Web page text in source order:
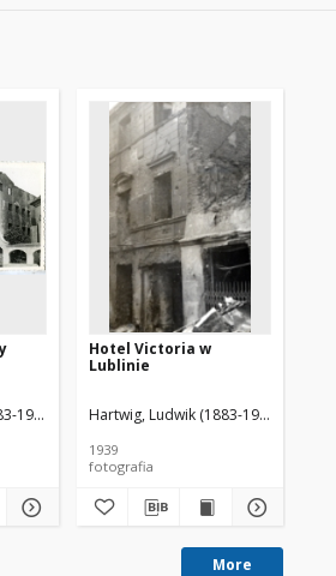
1975)
Hotel Victoria w
Lublinie
Hartwig, Ludwik (1883-1975)
1939
fotografia
More